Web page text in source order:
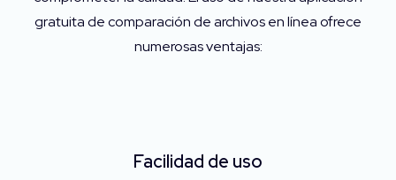
gratuita de comparación de archivos en línea ofrece
numerosas ventajas:
Facilidad de uso